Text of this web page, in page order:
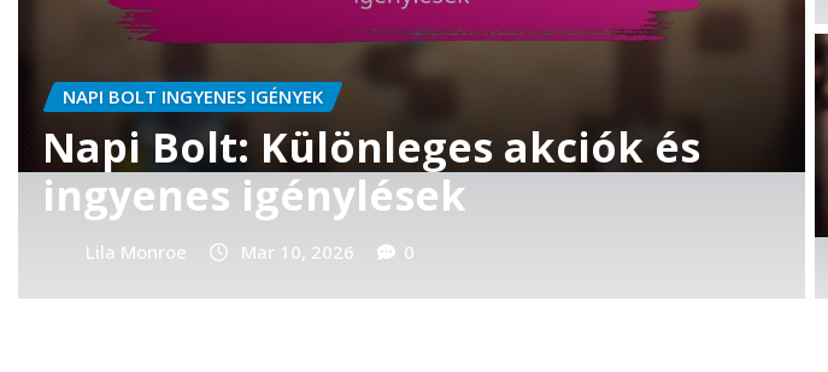
NAPI BOLT INGYENES IGÉNYEK
Napi Bolt: Ingyenes igénylési
lehetőségek minden játékos
számára
Lila Monroe Mar 10, 2026 0